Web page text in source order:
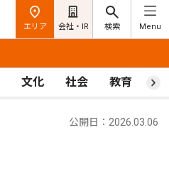
エリア 会社・IR 検索 Menu
文化 社会 教育 ス
公開日：2026.03.06